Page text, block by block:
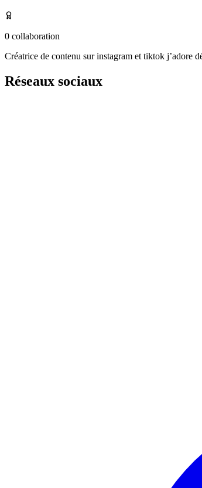
0 collaboration
Créatrice de contenu sur instagram et tiktok j’adore
Réseaux sociaux